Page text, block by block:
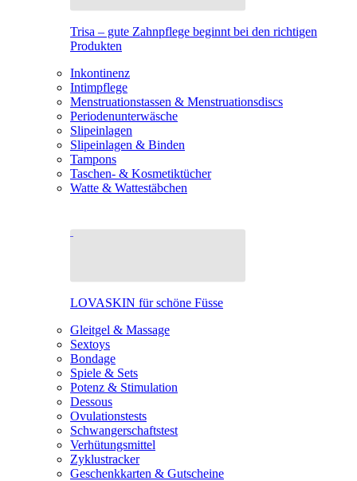
Trisa – gute Zahnpflege beginnt bei den richtigen
Produkten
Inkontinenz
Intimpflege
Menstruationstassen & Menstruationsdiscs
Periodenunterwäsche
Slipeinlagen
Slipeinlagen & Binden
Tampons
Taschen- & Kosmetiktücher
Watte & Wattestäbchen
LOVASKIN für schöne Füsse
Gleitgel & Massage
Sextoys
Bondage
Spiele & Sets
Potenz & Stimulation
Dessous
Ovulationstests
Schwangerschaftstest
Verhütungsmittel
Zyklustracker
Geschenkkarten & Gutscheine